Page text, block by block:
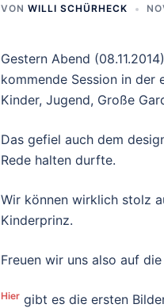
VON WILLI SCHÜRHECK
Gestern Abend
kommende Session in der
Kinder, Jugend, Große
Das gefiel auch dem
Rede halten durfte.
Wir können wirklich stolz
Kinderprinz.
Freuen wir uns also auf
Hier gibt es die ersten